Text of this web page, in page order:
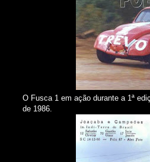
O Fusca 1 em ação durante a 1ª
de 1986.